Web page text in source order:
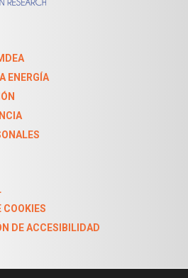
ENERGÍA
COOKIES
DE ACCESIBILIDAD